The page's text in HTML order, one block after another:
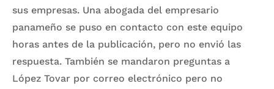
sus empresas. Una abogada del empresario
panameño se puso en contacto con este equipo
horas antes de la publicación, pero no envió las
respuesta. También se mandaron preguntas a
López Tovar por correo electrónico pero no